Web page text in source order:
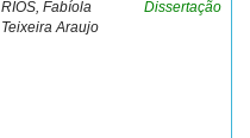
RIOS, Fabíola
Teixeira Araujo
Dissertação